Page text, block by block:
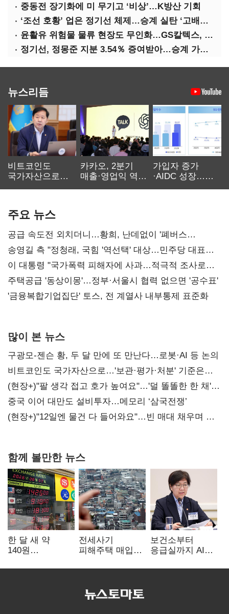
중동전 장기화에 미 무기고 ‘비상’…K방산 기회
‘조선 호황’ 업은 정기선 체제…승계 실탄 ‘고배당’ 주목
윤활유 위험물 물류 현장도 무인화…GS칼텍스, 디지털 전환 가속
정기선, 정몽준 지분 3.54％ 증여받아…승계 가속화
뉴스리듬
비트코인도
국가자산으로…'
카카오, 2분기
매출·영업익 역대
가입자 증가
·AIDC 성장…
주요 뉴스
공급 속도전 외치더니…황희, 난데없이 '폐버스
리모델링' 제안
송영길 측 "정청래, 국힘 '역선택' 대상…민주당 대표로
총선 지휘 못해"
이 대통령 "국가폭력 피해자에 사과…적극적 조사로
진실 밝혀야"
주택공급 '동상이몽'…정부·서울시 협력 없으면 '공수표'
'금융복합기업집단' 토스, 전 계열사 내부통제 표준화
많이 본 뉴스
구광모-젠슨 황, 두 달 만에 또 만난다…로봇·AI 등 논의
비트코인도 국가자산으로…'보관·평가·처분' 기준은
숙제
(현장+)"팔 생각 접고 호가 높여요"…'덜 똘똘한 한 채'
20억 키맞추기
중국 이어 대만도 설비투자…메모리 ‘삼국전쟁’
(현장+)"12일엔 물건 다 들어와요"…빈 매대 채우며 문
함께 볼만한 뉴스
한 달 새 약
140원
엔저'에 원화
전세사기
피해주택 매입
누적 피해자
보건소부터
응급실까지 AI
혁신 본격화